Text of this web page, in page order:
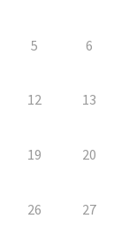
5 6
12 13
19 20
26 27